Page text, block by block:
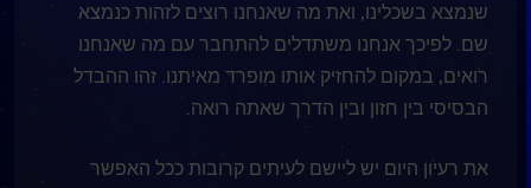
שנמצא בשכלינו, ואת מה שאנחנו רוצים לזהות כנמצא
שם. לפיכך אנחנו משתדלים להתחבר עם מה שאנחנו
רואים, במקום להחזיק אותו מופרד מאיתנו. זהו ההבדל
הבסיסי בין חזון ובין הדרך שאתה רואה.
את רעיון היום יש ליישם לעיתים קרובות ככל האפשר